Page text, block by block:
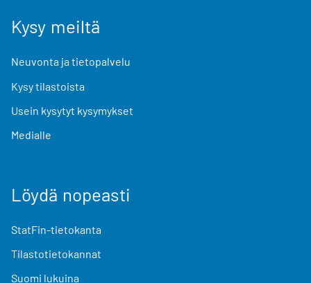
Kysy meiltä
Neuvonta ja tietopalvelu
Kysy tilastoista
Usein kysytyt kysymykset
Medialle
Löydä nopeasti
StatFin-tietokanta
Tilastotietokannat
Suomi lukuina